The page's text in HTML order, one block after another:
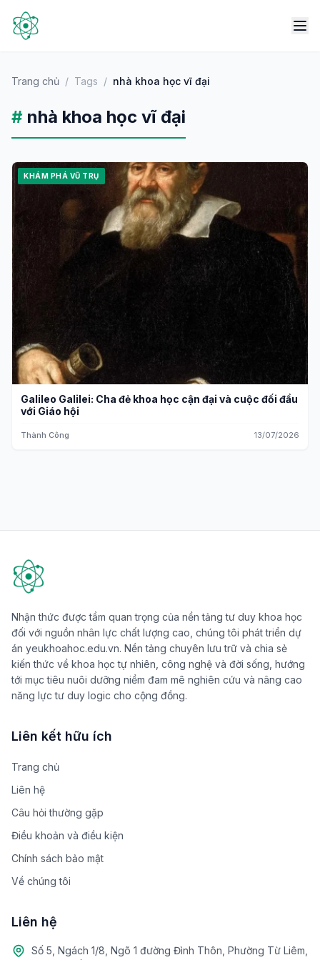
Trang chủ / Tags / nhà khoa học vĩ đại
# nhà khoa học vĩ đại
KHÁM PHÁ VŨ TRỤ
Galileo Galilei: Cha đẻ khoa học cận đại và cuộc đối đầu
với Giáo hội
Thành Công 13/07/2026
Nhận thức được tầm quan trọng của nền tảng tư duy khoa học
đối với nguồn nhân lực chất lượng cao, chúng tôi phát triển dự
án yeukhoahoc.edu.vn. Nền tảng chuyên lưu trữ và chia sẻ
kiến thức về khoa học tự nhiên, công nghệ và đời sống, hướng
tới mục tiêu nuôi dưỡng niềm đam mê nghiên cứu và nâng cao
năng lực tư duy logic cho cộng đồng.
Liên kết hữu ích
Trang chủ
Liên hệ
Câu hỏi thường gặp
Điều khoản và điều kiện
Chính sách bảo mật
Về chúng tôi
Liên hệ
Số 5, Ngách 1/8, Ngõ 1 đường Đình Thôn, Phường Từ Liêm,